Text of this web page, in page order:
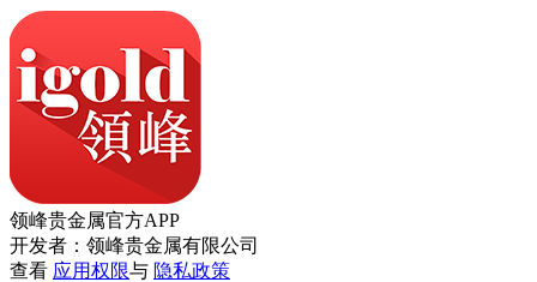
领峰贵金属官方APP
开发者：领峰贵金属有限公司
查看 应用权限与 隐私政策